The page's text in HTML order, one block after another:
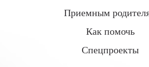
Приемным
Как помочь
Спецпроекты